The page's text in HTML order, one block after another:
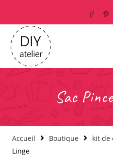
Sac
Accueil Boutique kit de
Linge